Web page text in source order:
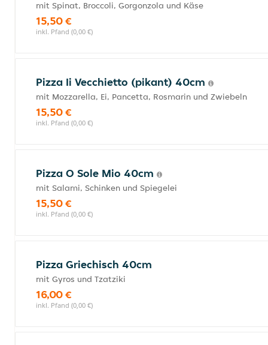
mit Spinat, Broccoli, Gorgonzola und Käse
15,50 €
inkl. Pfand (0,00 €)
Pizza Ii Vecchietto (pikant) 40cm
mit Mozzarella, Ei, Pancetta, Rosmarin und Zwiebeln
15,50 €
inkl. Pfand (0,00 €)
Pizza O Sole Mio 40cm
mit Salami, Schinken und Spiegelei
15,50 €
inkl. Pfand (0,00 €)
Pizza Griechisch 40cm
mit Gyros und Tzatziki
16,00 €
inkl. Pfand (0,00 €)